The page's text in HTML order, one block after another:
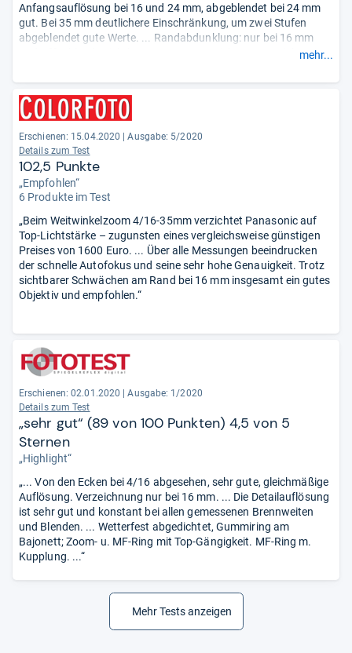
Anfangsauflösung bei 16 und 24 mm, abgeblendet bei 24 mm
gut. Bei 35 mm deutlichere Einschränkung, um zwei Stufen
abgeblendet gute Werte. ... Randabdunklung: nur bei 16 mm
und Offenblende sichtbar, sonst ausgezeichnet. Verzeichnung:
bedienbar. Nahgrenze gut. Streulichtschutz sehr gut bis
ausgezeichnet.“
mehr...
Erschienen: 15.04.2020 | Ausgabe: 5/2020
Details zum Test
102,5 Punkte
„Empfohlen“
6 Produkte im Test
„Beim Weitwinkelzoom 4/16-35mm verzichtet Panasonic auf
Top-Lichtstärke – zugunsten eines vergleichsweise günstigen
Preises von 1600 Euro. ... Über alle Messungen beeindrucken
der schnelle Autofokus und seine sehr hohe Genauigkeit. Trotz
sichtbarer Schwächen am Rand bei 16 mm insgesamt ein gutes
Objektiv und empfohlen.“
Erschienen: 02.01.2020 | Ausgabe: 1/2020
Details zum Test
„sehr gut“ (89 von 100 Punkten) 4,5 von 5
Sternen
„Highlight“
„... Von den Ecken bei 4/16 abgesehen, sehr gute, gleichmäßige
Auflösung. Verzeichnung nur bei 16 mm. ... Die Detailauflösung
ist sehr gut und konstant bei allen gemessenen Brennweiten
und Blenden. ... Wetterfest abgedichtet, Gummiring am
Bajonett; Zoom- u. MF-Ring mit Top-Gängigkeit. MF-Ring m.
Kupplung. ...“
Mehr Tests anzeigen